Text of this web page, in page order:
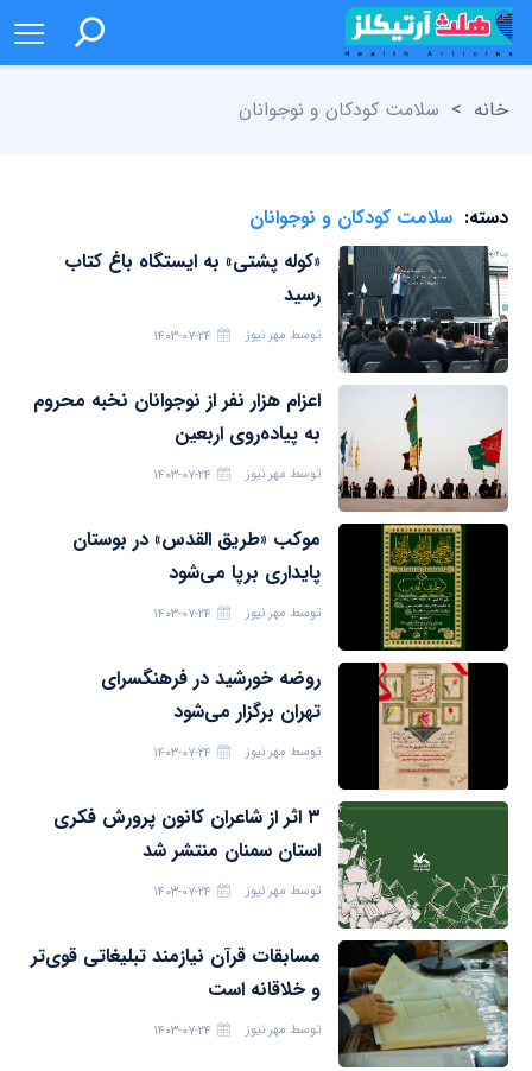
خانه > سلامت کودکان و نوجوانان
دسته: سلامت کودکان و نوجوانان
«کوله پشتی» به ایستگاه باغ کتاب
رسید
توسط مهر نیوز ۱۴۰۳-۰۷-۲۴
اعزام هزار نفر از نوجوانان نخبه محروم
به پیاده‌روی اربعین
توسط مهر نیوز ۱۴۰۳-۰۷-۲۴
موکب «طریق القدس» در بوستان
پایداری برپا می‌شود
توسط مهر نیوز ۱۴۰۳-۰۷-۲۴
روضه خورشید در فرهنگسرای
تهران برگزار می‌شود
توسط مهر نیوز ۱۴۰۳-۰۷-۲۴
۳ اثر از شاعران کانون پرورش فکری
استان سمنان منتشر شد
توسط مهر نیوز ۱۴۰۳-۰۷-۲۴
مسابقات قرآن نیازمند تبلیغاتی قوی‌تر
و خلاقانه است
توسط مهر نیوز ۱۴۰۳-۰۷-۲۴